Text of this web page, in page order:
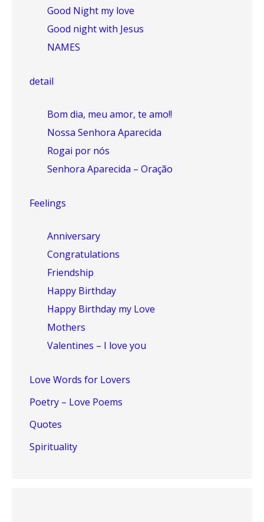
Good Night my love
Good night with Jesus
NAMES
detail
Bom dia, meu amor, te amo!!
Nossa Senhora Aparecida
Rogai por nós
Senhora Aparecida – Oração
Feelings
Anniversary
Congratulations
Friendship
Happy Birthday
Happy Birthday my Love
Mothers
Valentines – I love you
Love Words for Lovers
Poetry – Love Poems
Quotes
Spirituality